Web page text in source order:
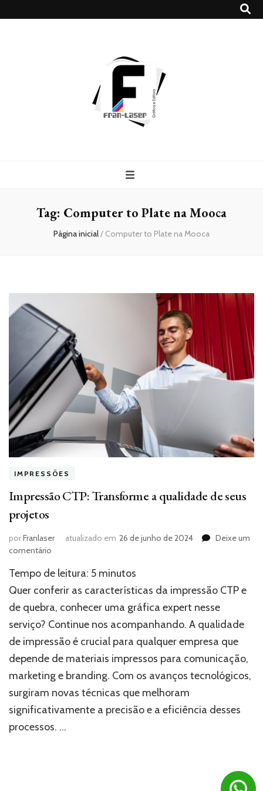
Tag: Computer to Plate na Mooca
Página inicial/ Computer to Plate na Mooca
IMPRESSÕES
Impressão CTP: Transforme a qualidade de seus
projetos
porFranlaser atualizado em 26 de junho de 2024
Deixe um
comentário
CTP:
Transforme
qualidade
de
seus
projetos
Tempo de leitura: 5 minutos
Quer conferir as características da impressão CTP e
de quebra, conhecer uma gráfica expert nesse
serviço? Continue nos acompanhando. A qualidade
de impressão é crucial para qualquer empresa que
depende de materiais impressos para comunicação,
marketing e branding. Com os avanços tecnológicos,
surgiram novas técnicas que melhoram
significativamente a precisão e a eficiência desses
processos. …